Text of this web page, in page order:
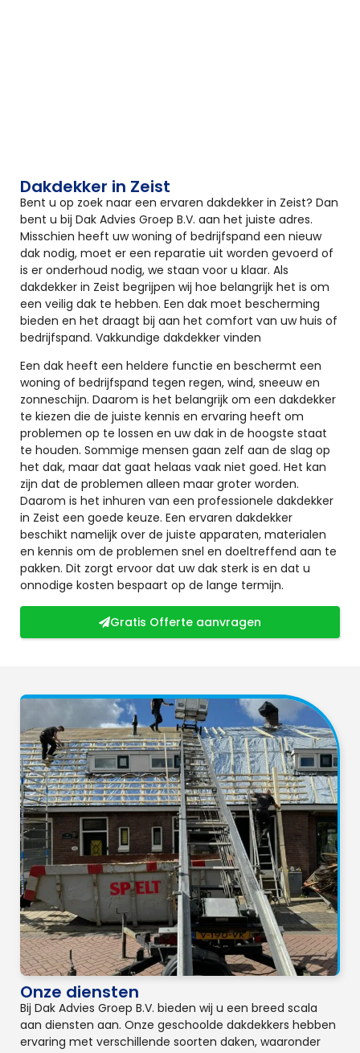
Dakdekker in Zeist
Bent u op zoek naar een ervaren dakdekker in Zeist? Dan
bent u bij Dak Advies Groep B.V. aan het juiste adres.
Misschien heeft uw woning of bedrijfspand een nieuw
dak nodig, moet er een reparatie uit worden gevoerd of
is er onderhoud nodig, we staan voor u klaar. Als
dakdekker in Zeist begrijpen wij hoe belangrijk het is om
een veilig dak te hebben. Een dak moet bescherming
bieden en het draagt bij aan het comfort van uw huis of
bedrijfspand. Vakkundige dakdekker vinden
Een dak heeft een heldere functie en beschermt een
woning of bedrijfspand tegen regen, wind, sneeuw en
zonneschijn. Daarom is het belangrijk om een dakdekker
te kiezen die de juiste kennis en ervaring heeft om
problemen op te lossen en uw dak in de hoogste staat
te houden. Sommige mensen gaan zelf aan de slag op
het dak, maar dat gaat helaas vaak niet goed. Het kan
zijn dat de problemen alleen maar groter worden.
Daarom is het inhuren van een professionele dakdekker
in Zeist een goede keuze. Een ervaren dakdekker
beschikt namelijk over de juiste apparaten, materialen
en kennis om de problemen snel en doeltreffend aan te
pakken. Dit zorgt ervoor dat uw dak sterk is en dat u
onnodige kosten bespaart op de lange termijn.
Gratis Offerte aanvragen
Onze diensten
Bij Dak Advies Groep B.V. bieden wij u een breed scala
aan diensten aan. Onze geschoolde dakdekkers hebben
ervaring met verschillende soorten daken, waaronder